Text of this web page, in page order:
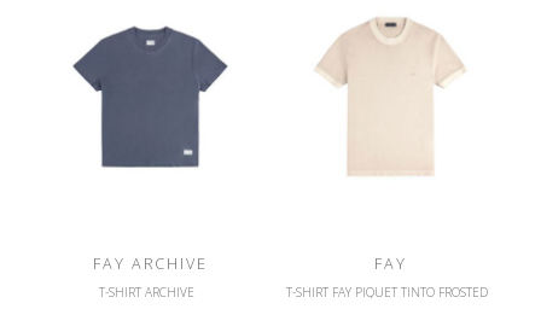
FAY ARCHIVE
T-SHIRT ARCHIVE
FAY
T-SHIRT FAY PIQUET TINTO FROSTED